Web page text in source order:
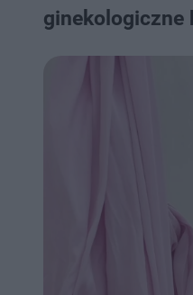
ginekologiczne